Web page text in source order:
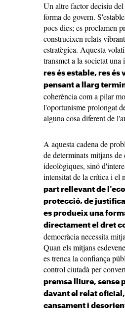
Un altre factor decisiu
forma de govern.
pocs dies; es proclamen
construeixen relats
estratègica. Aquesta
transmet a la societat una
res és estable, res
pensant a llarg
coherència com a pilar
l'oportunisme prolongat
alguna cosa diferent de
A aquesta cadena de
de determinats mitjans
ideològiques, sinó
intensitat de la crítica i el
part rellevant de
protecció, de
es produeix una
directament el dret
democràcia necessita
Quan els mitjans
es trenca la confiança
control ciutadà per
premsa lliure, sense
davant el relat
cansament i